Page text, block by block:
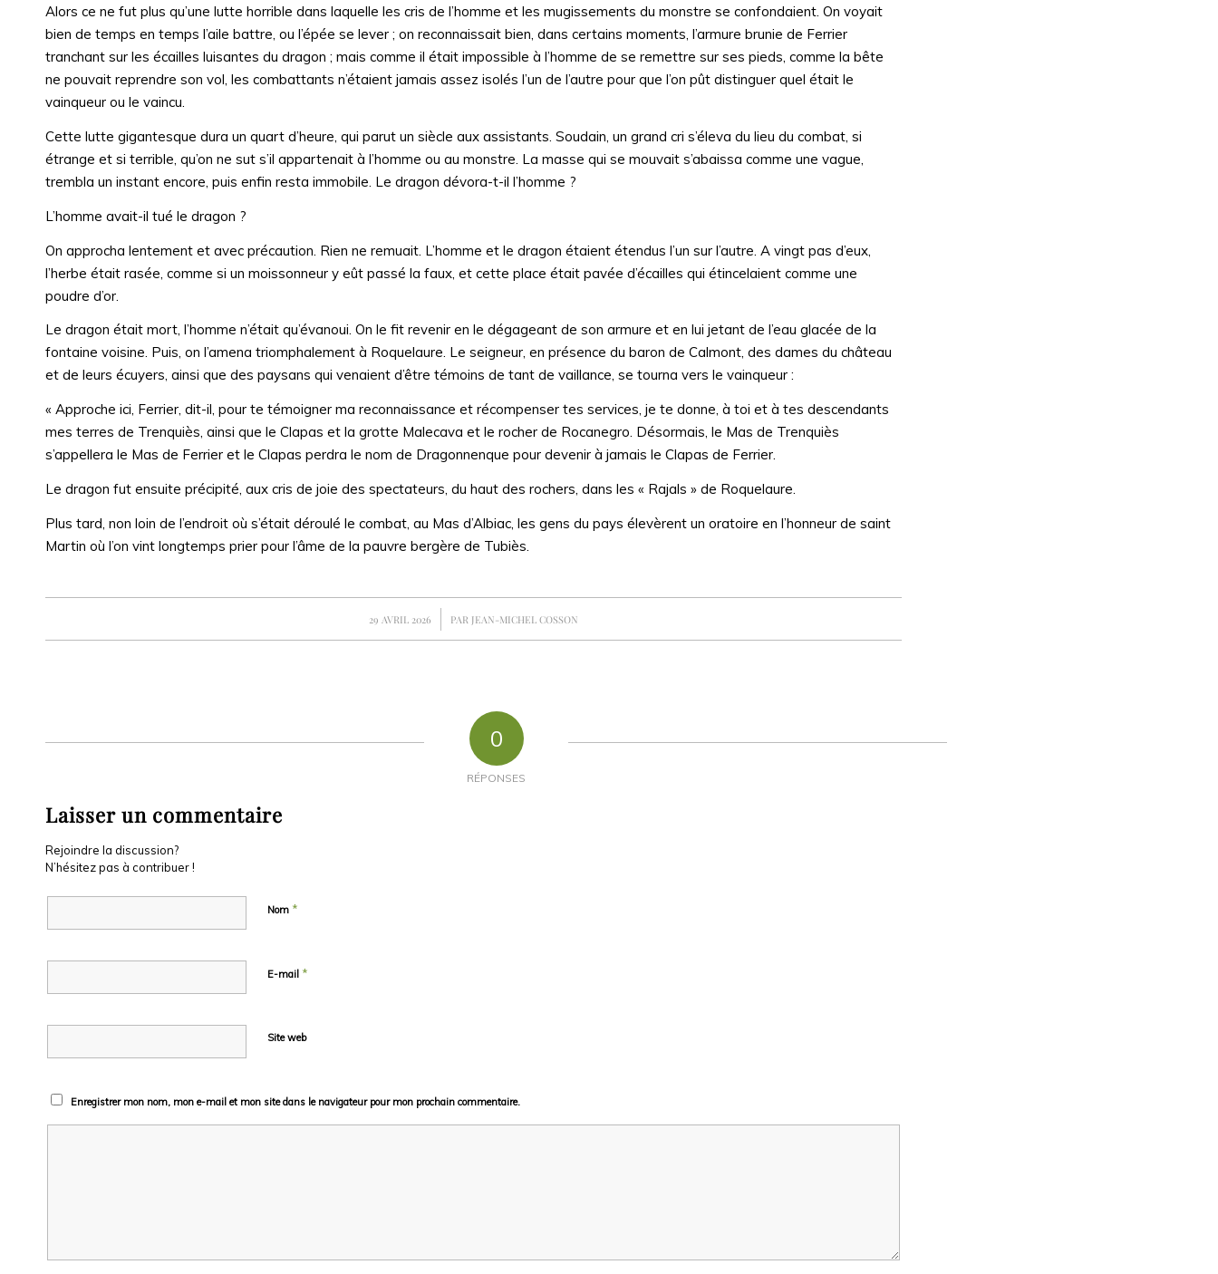
Alors ce ne fut plus qu’une lutte horrible dans laquelle les cris de l’homme et les mugissements du monstre se confondaient. On voyait
bien de temps en temps l’aile battre, ou l’épée se lever ; on reconnaissait bien, dans certains moments, l’armure brunie de Ferrier
tranchant sur les écailles luisantes du dragon ; mais comme il était impossible à l’homme de se remettre sur ses pieds, comme la bête
ne pouvait reprendre son vol, les combattants n’étaient jamais assez isolés l’un de l’autre pour que l’on pût distinguer quel était le
vainqueur ou le vaincu.
Cette lutte gigantesque dura un quart d’heure, qui parut un siècle aux assistants. Soudain, un grand cri s’éleva du lieu du combat, si
étrange et si terrible, qu’on ne sut s’il appartenait à l’homme ou au monstre. La masse qui se mouvait s’abaissa comme une vague,
trembla un instant encore, puis enfin resta immobile. Le dragon dévora-t-il l’homme ?
L’homme avait-il tué le dragon ?
On approcha lentement et avec précaution. Rien ne remuait. L’homme et le dragon étaient étendus l’un sur l’autre. A vingt pas d’eux,
l’herbe était rasée, comme si un moissonneur y eût passé la faux, et cette place était pavée d’écailles qui étincelaient comme une
poudre d’or.
Le dragon était mort, l’homme n’était qu’évanoui. On le fit revenir en le dégageant de son armure et en lui jetant de l’eau glacée de la
fontaine voisine. Puis, on l’amena triomphalement à Roquelaure. Le seigneur, en présence du baron de Calmont, des dames du château
et de leurs écuyers, ainsi que des paysans qui venaient d’être témoins de tant de vaillance, se tourna vers le vainqueur :
« Approche ici, Ferrier, dit-il, pour te témoigner ma reconnaissance et récompenser tes services, je te donne, à toi et à tes descendants
mes terres de Trenquiès, ainsi que le Clapas et la grotte Malecava et le rocher de Rocanegro. Désormais, le Mas de Trenquiès
s’appellera le Mas de Ferrier et le Clapas perdra le nom de Dragonnenque pour devenir à jamais le Clapas de Ferrier.
Le dragon fut ensuite précipité, aux cris de joie des spectateurs, du haut des rochers, dans les « Rajals » de Roquelaure.
Plus tard, non loin de l’endroit où s’était déroulé le combat, au Mas d’Albiac, les gens du pays élevèrent un oratoire en l’honneur de saint
Martin où l’on vint longtemps prier pour l’âme de la pauvre bergère de Tubiès.
29 AVRIL 2026
/ PAR JEAN-MICHEL COSSON
0
RÉPONSES
Laisser un commentaire
Rejoindre la discussion?
N’hésitez pas à contribuer !
Nom *
E-mail *
Site web
Enregistrer mon nom, mon e-mail et mon site dans le navigateur pour mon prochain commentaire.